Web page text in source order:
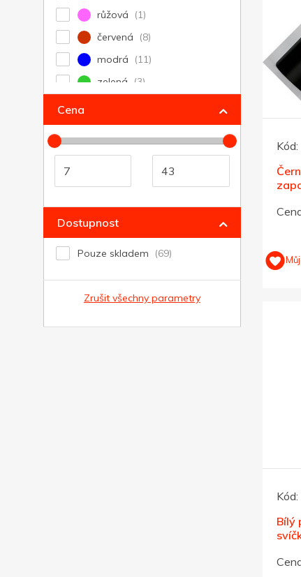
růžová
červená
modrá
zelená
stříbrná
Cena
Dostupnost
Pouze skladem
Zrušit všechny parametry
Kód:
Kód:
Bílý